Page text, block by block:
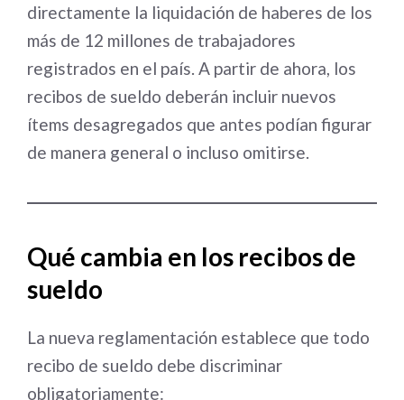
directamente la liquidación de haberes de los
más de 12 millones de trabajadores
registrados en el país. A partir de ahora, los
recibos de sueldo deberán incluir nuevos
ítems desagregados que antes podían figurar
de manera general o incluso omitirse.
Qué cambia en los recibos de
sueldo
La nueva reglamentación establece que todo
recibo de sueldo debe discriminar
obligatoriamente: